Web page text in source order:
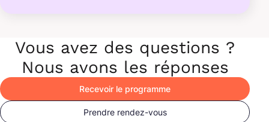
Vous avez des questions ?
Nous avons les réponses
Recevoir le programme
Prendre rendez-vous